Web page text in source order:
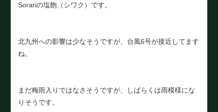
Sorariの塩飽（シワク）です。
北九州への影響は少なそうですが、台風6号が接近してます
ね。
まだ梅雨入りではなさそうですが、しばらくは雨模様にな
りそうです。